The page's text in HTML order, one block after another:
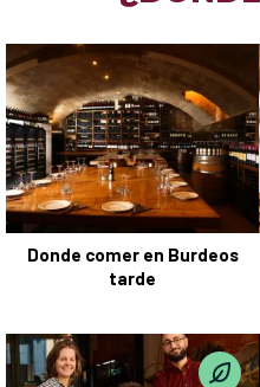
Donde comer en Burdeos
tarde